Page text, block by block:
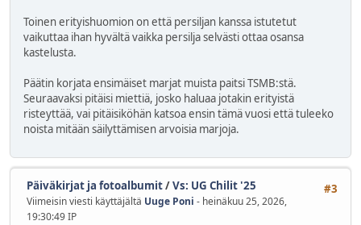
Toinen erityishuomion on että persiljan kanssa istutetut
vaikuttaa ihan hyvältä vaikka persilja selvästi ottaa osansa
kastelusta.
Päätin korjata ensimäiset marjat muista paitsi TSMB:stä.
Seuraavaksi pitäisi miettiä, josko haluaa jotakin erityistä
risteyttää, vai pitäisiköhän katsoa ensin tämä vuosi että tuleeko
noista mitään säilyttämisen arvoisia marjoja.
#3
Päiväkirjat ja fotoalbumit/Vs: UG Chilit '25
Viimeisin viesti käyttäjältä Uuge Poni - heinäkuu 25, 2026,
19:30:49 IP